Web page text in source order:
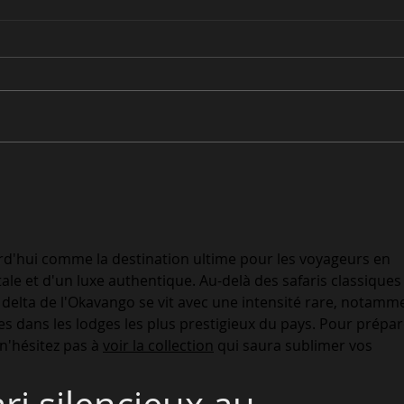
comme la destination ultime pour les voyageurs en
et d'un luxe authentique. Au-delà des safaris classiques
de l'Okavango se vit avec une intensité rare,
dans les lodges les plus prestigieux du pays. Pour
pas à voir la collection qui saura sublimer vos